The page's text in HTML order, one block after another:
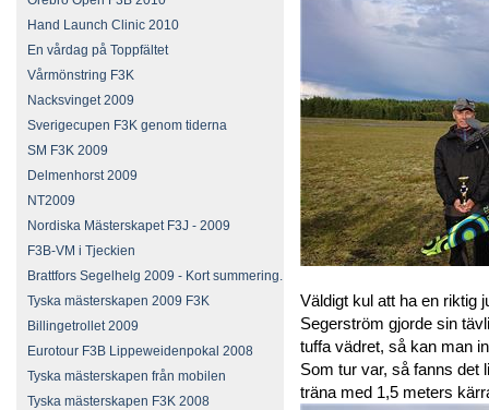
Hand Launch Clinic 2010
En vårdag på Toppfältet
Vårmönstring F3K
Nacksvinget 2009
Sverigecupen F3K genom tiderna
SM F3K 2009
Delmenhorst 2009
NT2009
Nordiska Mästerskapet F3J - 2009
F3B-VM i Tjeckien
Brattfors Segelhelg 2009 - Kort summering.
Tyska mästerskapen 2009 F3K
Billingetrollet 2009
Eurotour F3B Lippeweidenpokal 2008
Tyska mästerskapen från mobilen
Tyska mästerskapen F3K 2008
Väldigt kul att ha en riktig
Segerström gjorde sin
tuffa vädret, så kan man
Som tur var, så fanns det
träna med 1,5 meters